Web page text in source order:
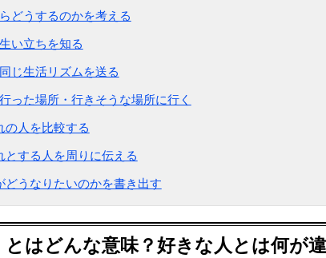
どうするのかを考える
い立ちを知る
じ生活リズムを送る
った場所・行きそうな場所に行く
の人を比較する
とする人を周りに伝える
どうなりたいのかを書き出す
とはどんな意味？好きな人とは何が